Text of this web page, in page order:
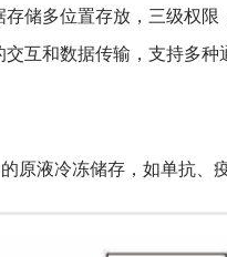
储多位置存放，三级权
互和数据传输，支持多
原液冷冻储存，如单抗、